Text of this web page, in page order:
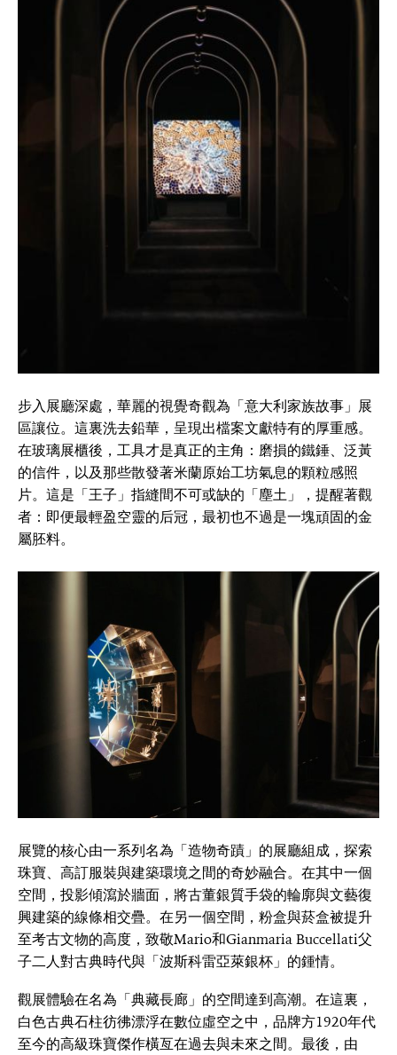
步入展廳深處，華麗的視覺奇觀為「意大利家族故事」展
區讓位。這裏洗去鉛華，呈現出檔案文獻特有的厚重感。
在玻璃展櫃後，工具才是真正的主角：磨損的鐵錘、泛黃
的信件，以及那些散發著米蘭原始工坊氣息的顆粒感照
片。這是「王子」指縫間不可或缺的「塵土」，提醒著觀
者：即便最輕盈空靈的后冠，最初也不過是一塊頑固的金
屬胚料。
展覽的核心由一系列名為「造物奇蹟」的展廳組成，探索
珠寶、高訂服裝與建築環境之間的奇妙融合。在其中一個
空間，投影傾瀉於牆面，將古董銀質手袋的輪廓與文藝復
興建築的線條相交疊。在另一個空間，粉盒與菸盒被提升
至考古文物的高度，致敬Mario和Gianmaria Buccellati父
子二人對古典時代與「波斯科雷亞萊銀杯」的鍾情。
觀展體驗在名為「典藏長廊」的空間達到高潮。在這裏，
白色古典石柱彷彿漂浮在數位虛空之中，品牌方1920年代
至今的高級珠寶傑作橫亙在過去與未來之間。最後，由